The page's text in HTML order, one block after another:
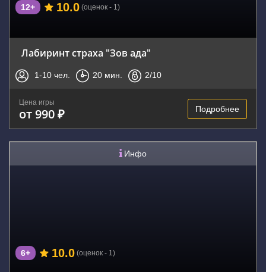
12+ 10.0 (оценок - 1)
Лабиринт страха "Зов ада"
1-10 чел. 20 мин. 2/10
Цена игры
от 990 ₽ Подробнее
Инфо
6+ 10.0 (оценок - 1)